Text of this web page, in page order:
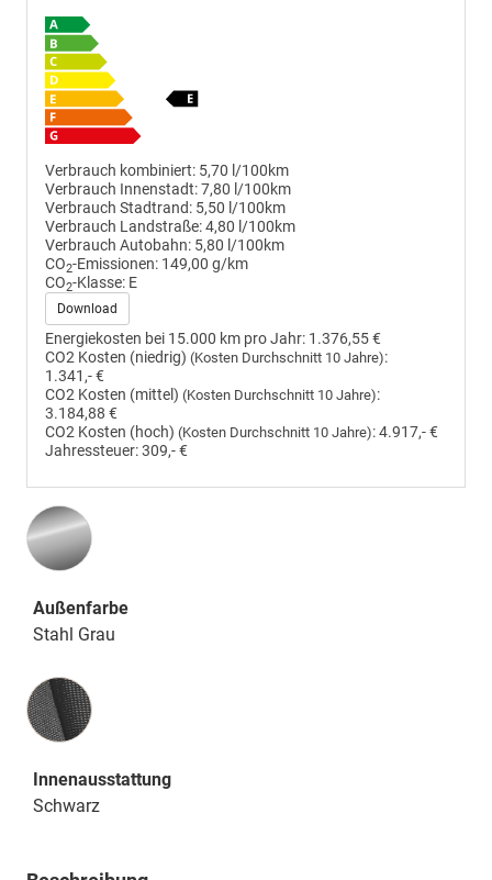
Verbrauch kombiniert: 5,70 l/100km
Verbrauch Innenstadt:7,80 l/100km
Verbrauch Stadtrand: 5,50 l/100km
Verbrauch Landstraße:4,80 l/100km
Verbrauch Autobahn: 5,80 l/100km
CO2-Emissionen: 149,00 g/km
CO2-Klasse: E
Download
Energiekosten bei 15.000 km pro Jahr: 1.376,55 €
CO2 Kosten (niedrig) (Kosten Durchschnitt 10 Jahre):
1.341,- €
CO2 Kosten (mittel) (Kosten Durchschnitt 10 Jahre):
3.184,88 €
CO2 Kosten (hoch) (Kosten Durchschnitt 10 Jahre):4.917,- €
Jahressteuer:309,- €
Außenfarbe
Stahl Grau
Innenausstattung
Innenausstattung
Schwarz